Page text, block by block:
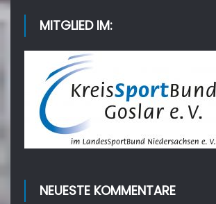
MITGLIED IM:
NEUESTE KOMMENTARE